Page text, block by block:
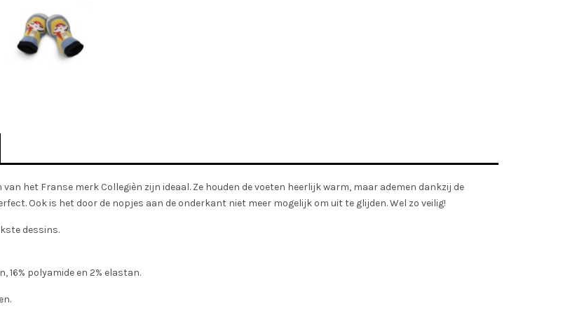
van het Franse merk Collegièn zijn ideaal. Ze houden de voeten heerlijk warm, maar ademen dankzij de
Ook is het door de nopjes aan de onderkant niet meer mogelijk om uit te glijden. Wel zo veilig!
dessins.
16% polyamide en 2% elastan.